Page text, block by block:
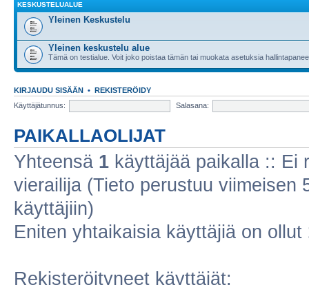
KESKUSTELUALUE
Yleinen Keskustelu
Yleinen keskustelu alue
Tämä on testialue. Voit joko poistaa tämän tai muokata asetuksia
KIRJAUDU SISÄÄN • REKISTERÖIDY
Käyttäjätunnus:
Salasana:
PAIKALLAOLIJAT
Yhteensä 1 käyttäjää paikalla :: Ei
vierailija (Tieto perustuu viimeisen
käyttäjiin)
Eniten yhtaikaisia käyttäjiä on ollut
Rekisteröityneet käyttäjät: